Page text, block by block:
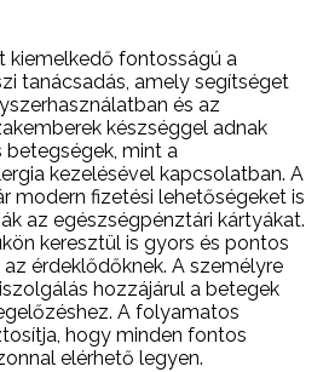
fontosságú a
tanácsadás, amely segítséget
és az
készséggel adnak
mint a
kezelésével kapcsolatban. A
modern fizetési lehetőségeket is
az egészségpénztári kártyákat.
keresztül is gyors és pontos
érdeklődőknek. A személyre
hozzájárul a betegek
A folyamatos
hogy minden fontos
elérhető legyen.